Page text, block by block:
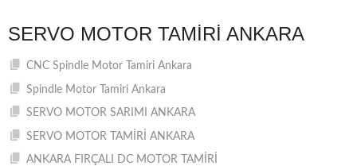
SERVO MOTOR TAMIRI ANKARA
CNC Spindle Motor Tamiri Ankara
Spindle Motor Tamiri Ankara
SERVO MOTOR SARIMI ANKARA
SERVO MOTOR TAMİRİ ANKARA
ANKARA FIRÇALI DC MOTOR TAMİRİ